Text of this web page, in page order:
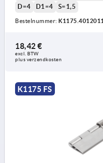
D=4
D1=4 S=1,5
Bestelnummer: K1175.4012011
18,42 €
excl. BTW
plus verzendkosten
K1175 FS